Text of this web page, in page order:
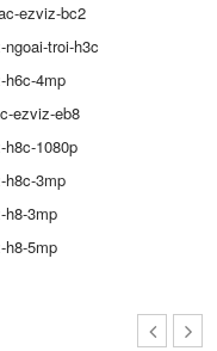
ezviz-bc2
troi-h3c
h6c-4mp
ezviz-eb8
1080p
h8c-3mp
3mp
5mp